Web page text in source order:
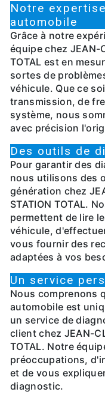
Notre
automobile
Grâce à notre
équipe chez JEAN-
TOTAL est en
sortes de
véhicule. Que ce
transmission, de
système, nous
avec précision
Des outils de
Pour garantir des
nous utilisons des
génération chez
STATION TOTAL.
permettent de lire
véhicule,
vous fournir des
adaptées à vos
Un service
Nous comprenons
automobile est
un service de
client chez JEAN-
TOTAL. Notre
préoccupations,
et de vous
diagnostic.